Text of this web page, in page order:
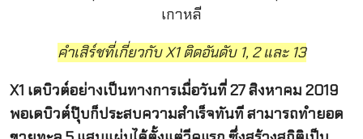
คำเสิร์ชที่เกี่ยวกับ X1 ติดอันดับ 1, 2 และ 13
X1 เดบิวต์อย่างเป็นทางการเมื่อวันที่ 27 สิงหาคม 2019
พอเดบิวต์ปุ๊บก็ประสบความสำเร็จทันที สามารถทำยอด